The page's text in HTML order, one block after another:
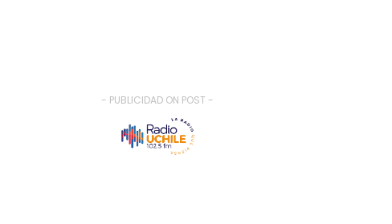
- PUBLICIDAD ON POST -